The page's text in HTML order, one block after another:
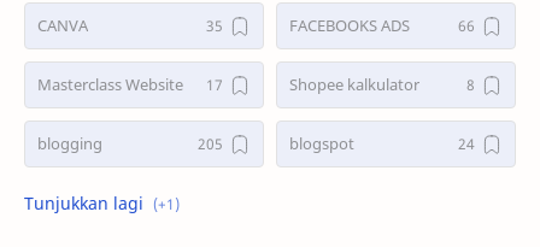
CANVA FACEBOOKS ADS
Masterclass Website Shopee kalkulator
blogging blogspot
shopee